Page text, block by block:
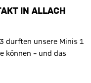
IN ALLACH
durften unsere Minis 1
können – und das